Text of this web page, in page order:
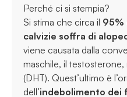
Perché ci si stempia?
Si stima che circa il 95%
calvizie soffra di
viene causata dalla
maschile, il
(DHT). Quest’ultimo è
dell’indebolimento dei